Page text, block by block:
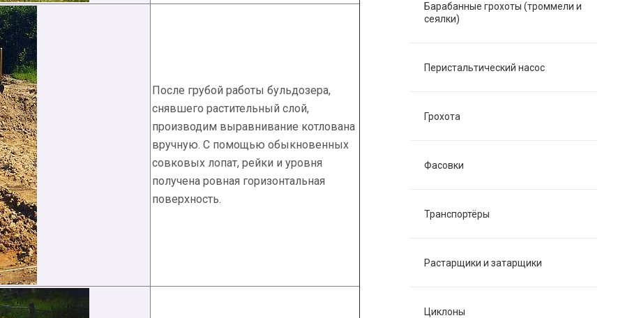
После грубой работы бульдозера,
снявшего растительный слой,
производим выравнивание котлована
вручную. С помощью обыкновенных
совковых лопат, рейки и уровня
получена ровная горизонтальная
поверхность.
Барабанные грохоты (троммели и
сеялки)
Перистальтический насос
Грохота
Фасовки
Транспортёры
Растарщики и затарщики
Циклоны